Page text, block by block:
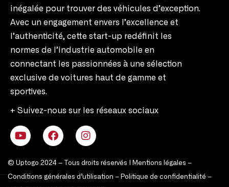
inégalée pour trouver des véhicules d’exception.
Avec un engagement envers l’excellence et
l’authenticité, cette start-up redéfinit les
normes de l’industrie automobile en
connectant les passionnées à une sélection
exclusive de voitures haut de gamme et
sportives.
+ Suivez-nous sur les réseaux sociaux
© Uptogo 2024 – Tous droits réservés | Mentions légales –
Conditions générales d’utilisation – Politique de confidentialité –